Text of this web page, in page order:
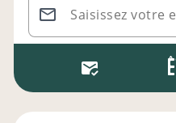
Saisissez votre